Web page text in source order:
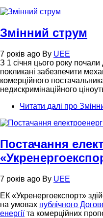
Змінний струм
7 років ago By UEE
З 1 січня цього року почали
покликані забезпечити
комерційного
недискримінаційного
Читати далі про
Постачання
7 років ago By UEE
ЕК «Укренергоекспорт»
на умовах публічного
енергіїта комерційних